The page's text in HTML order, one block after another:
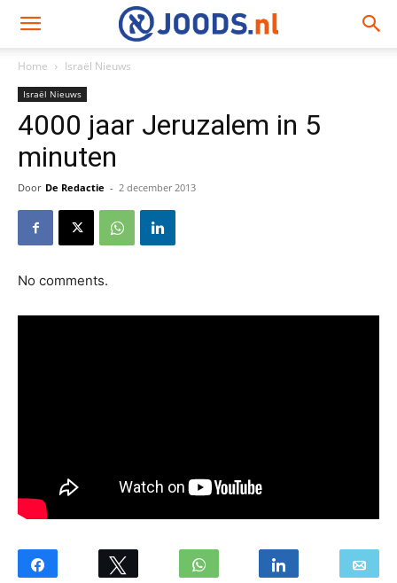
Home Israël Nieuws
Israël Nieuws
4000 jaar Jeruzalem in 5
minuten
Door De Redactie - 2 december 2013
No comments.